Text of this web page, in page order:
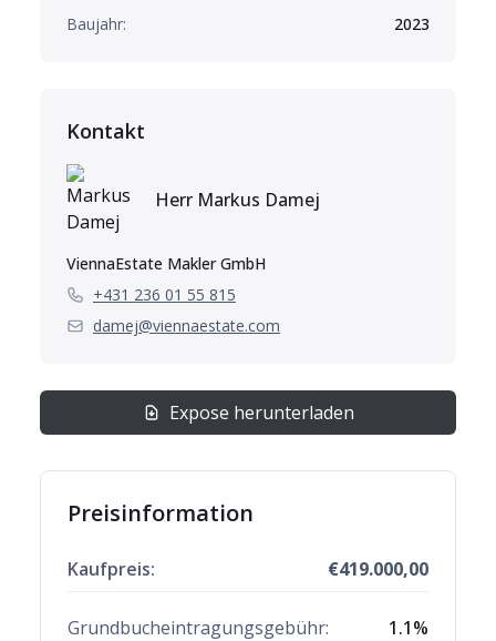
Baujahr:
2023
Kontakt
Herr Markus Damej
ViennaEstate Makler GmbH
+431 236 01 55 815
damej@viennaestate.com
Expose herunterladen
Preisinformation
Kaufpreis: €419.000,00
Grundbucheintragungsgebühr: 1.1%